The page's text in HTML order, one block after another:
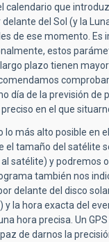
calendario que
del Sol (y la
de ese momento. Es
estos
plazo tienen
día de la previsión de
en el que
lo más alto posible en
el tamaño del satélite
satélite) y podremos
también nos
delante del disco
y la hora exacta del
hora precisa. Un
de darnos la